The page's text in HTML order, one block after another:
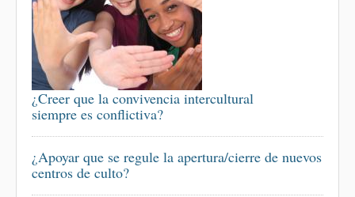
¿Creer que la convivencia intercultural
siempre es conflictiva?
¿Apoyar que se regule la apertura/cierre de nuevos
centros de culto?